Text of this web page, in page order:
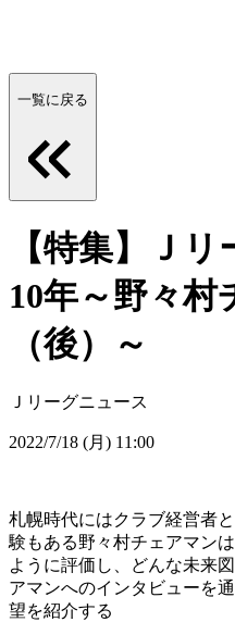
一覧に戻る
【特集】Ｊ
10年～野々
（後）～
Ｊリーグニュース
2022/7/18 (月) 11:00
札幌時代にはクラブ経営者
験もある野々村チェアマン
ように評価し、どんな未来
アマンへのインタビューを
望を紹介する